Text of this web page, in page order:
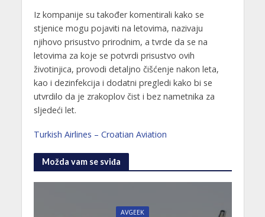
Iz kompanije su također komentirali kako se
stjenice mogu pojaviti na letovima, nazivaju
njihovo prisustvo prirodnim, a tvrde da se na
letovima za koje se potvrdi prisustvo ovih
životinjica, provodi detaljno čišćenje nakon leta,
kao i dezinfekcija i dodatni pregledi kako bi se
utvrdilo da je zrakoplov čist i bez nametnika za
sljedeći let.
Turkish Airlines – Croatian Aviation
Možda vam se sviđa
AVGEEK